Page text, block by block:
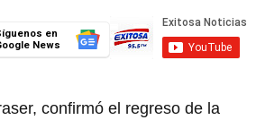
en
News
confirmó el regreso de la